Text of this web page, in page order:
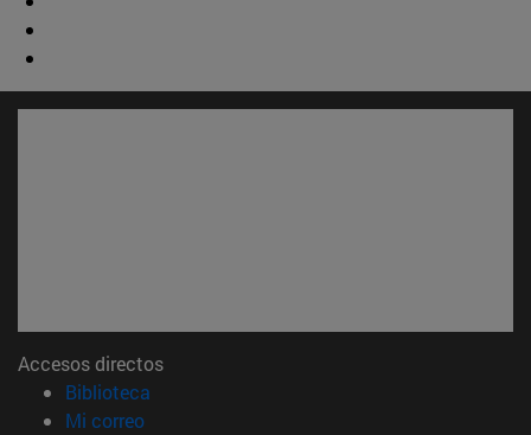
Accesos directos
Biblioteca
Mi correo(abre en nueva ventana)